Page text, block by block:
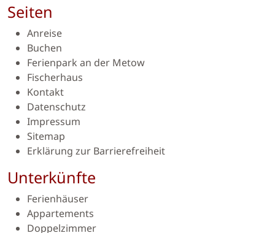
Seiten
Anreise
Buchen
Ferienpark an der Metow
Fischerhaus
Kontakt
Datenschutz
Impressum
Sitemap
Erklärung zur Barrierefreiheit
Unterkünfte
Ferienhäuser
Appartements
Doppelzimmer